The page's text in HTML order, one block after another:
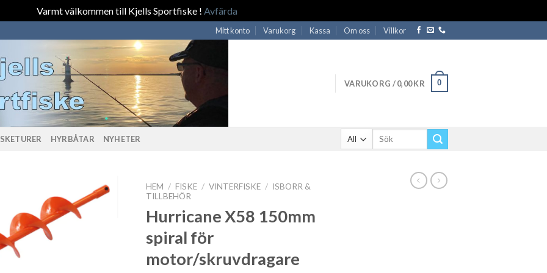
Varmt välkommen till Kjells Sportfiske ! Avfärda
Mitt konto Varukorg Kassa Om oss Villkor
VARUKORG /0,00KR 0
HYRBÅTAR NYHETER
Sök
HEM / FISKE / VINTERFISKE / ISBORR &
TILLBEHÖR
Hurricane X58 150mm
spiral för
motor/skruvdragare